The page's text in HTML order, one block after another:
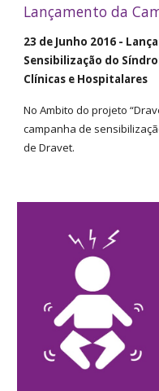
Lançamento da
23 de Junho 2016 -
Sensibilização do
Clínicas e Hospitalares
No Ambito do projeto
campanha de
de Dravet.